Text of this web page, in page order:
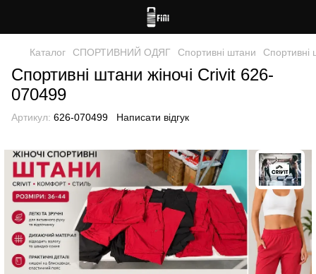
Каталог СПОРТИВНИЙ ОДЯГ Спортивні штани Спортивні
Спортивні штани жіночі Crivit 626-
070499
Артикул: 626-070499 Написати відгук